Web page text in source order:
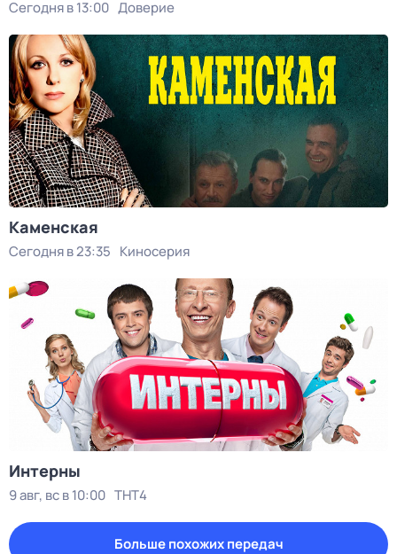
Сегодня в 13:00 Доверие
Каменская
Сегодня в 23:35 Киносерия
Интерны
9 авг, вс в 10:00 ТНТ4
Больше похожих передач